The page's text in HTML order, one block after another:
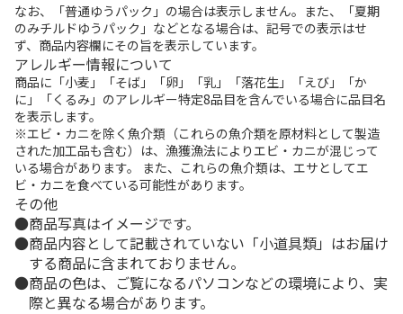
なお、「普通ゆうパック」の場合は表示しません。また、「夏期
のみチルドゆうパック」などとなる場合は、記号での表示はせ
ず、商品内容欄にその旨を表示しています。
アレルギー情報について
商品に「小麦」「そば」「卵」「乳」「落花生」「えび」「か
に」「くるみ」のアレルギー特定8品目を含んでいる場合に品目名
を表示します。
※エビ・カニを除く魚介類（これらの魚介類を原材料として製造
された加工品も含む）は、漁獲漁法によりエビ・カニが混じって
いる場合があります。 また、これらの魚介類は、エサとしてエ
ビ・カニを食べている可能性があります。
その他
商品写真はイメージです。
商品内容として記載されていない「小道具類」はお届け
する商品に含まれておりません。
商品の色は、ご覧になるパソコンなどの環境により、実
際と異なる場合があります。